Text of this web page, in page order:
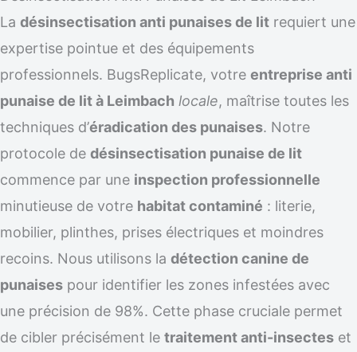
La désinsectisation anti punaises de lit requiert une
expertise pointue et des équipements
professionnels. BugsReplicate, votre entreprise anti
punaise de lit à Leimbach locale, maîtrise toutes les
techniques d’éradication des punaises. Notre
protocole de désinsectisation punaise de lit
commence par une inspection professionnelle
minutieuse de votre habitat contaminé : literie,
mobilier, plinthes, prises électriques et moindres
recoins. Nous utilisons la détection canine de
punaises pour identifier les zones infestées avec
une précision de 98%. Cette phase cruciale permet
de cibler précisément le traitement anti-insectes et